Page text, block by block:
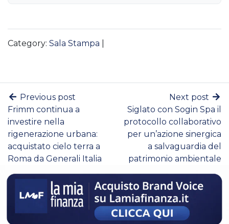
Category: Sala Stampa
Previous post
Frimm continua a
investire nella
rigenerazione urbana:
acquistato cielo terra a
Roma da Generali Italia
Next post
Siglato con Sogin Spa il
protocollo collaborativo
per un’azione sinergica
a salvaguardia del
patrimonio ambientale